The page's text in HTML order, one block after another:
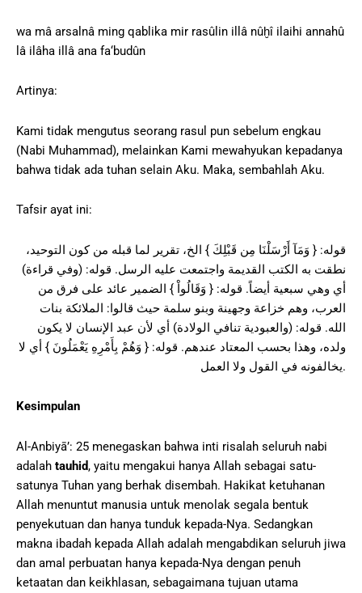
wa mâ arsalnâ ming qablika mir rasûlin illâ nûḫî ilaihi annahû
lâ ilâha illâ ana fa‘budûn
Artinya:
Kami tidak mengutus seorang rasul pun sebelum engkau
(Nabi Muhammad), melainkan Kami mewahyukan kepadanya
bahwa tidak ada tuhan selain Aku. Maka, sembahlah Aku.
Tafsir ayat ini:
قوله: { وَمَآ أَرْسَلْنَا مِن قَبْلِكَ } الخ، تقرير لما قبله من كون التوحيد،
نطقت به الكتب القديمة واجتمعت عليه الرسل. قوله: (وفي قراءة)
أي وهي سبعية أيضاً. قوله: { وَقَالُواْ } الضمير عائد على فرق من
العرب، وهم خزاعة وجهينة وبنو سلمة حيث قالوا: الملائكة بنات
الله. قوله: (والعبودية تنافي الولادة) أي لأن عبد الإنسان لا يكون
ولده، وهذا بحسب المعتاد عندهم. قوله: { وَهُمْ بِأَمْرِهِ يَعْمَلُونَ } أي لا
يخالفونه في القول ولا العمل.
Kesimpulan
Al-Anbiyā’: 25 menegaskan bahwa inti risalah seluruh nabi
adalah tauhid, yaitu mengakui hanya Allah sebagai satu-
satunya Tuhan yang berhak disembah. Hakikat ketuhanan
Allah menuntut manusia untuk menolak segala bentuk
penyekutuan dan hanya tunduk kepada-Nya. Sedangkan
makna ibadah kepada Allah adalah mengabdikan seluruh jiwa
dan amal perbuatan hanya kepada-Nya dengan penuh
ketaatan dan keikhlasan, sebagaimana tujuan utama